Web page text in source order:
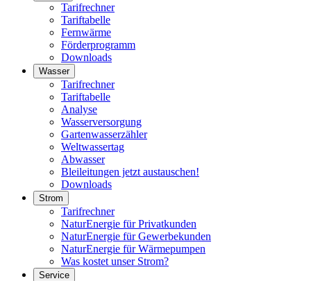
Tarifrechner
Tariftabelle
Fernwärme
Förderprogramm
Downloads
Wasser
Tarifrechner
Tariftabelle
Analyse
Wasserversorgung
Gartenwasserzähler
Weltwassertag
Abwasser
Bleileitungen jetzt austauschen!
Downloads
Strom
Tarifrechner
NaturEnergie für Privatkunden
NaturEnergie für Gewerbekunden
NaturEnergie für Wärmepumpen
Was kostet unser Strom?
Service